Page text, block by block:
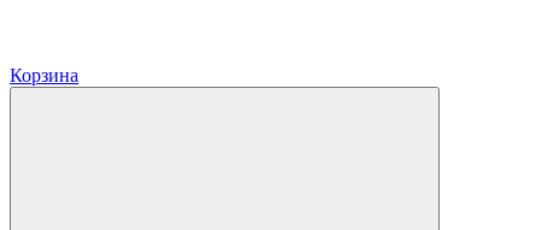
Корзина